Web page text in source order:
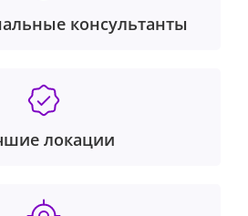
консультанты
локации